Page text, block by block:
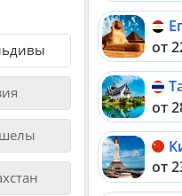
от
от
от